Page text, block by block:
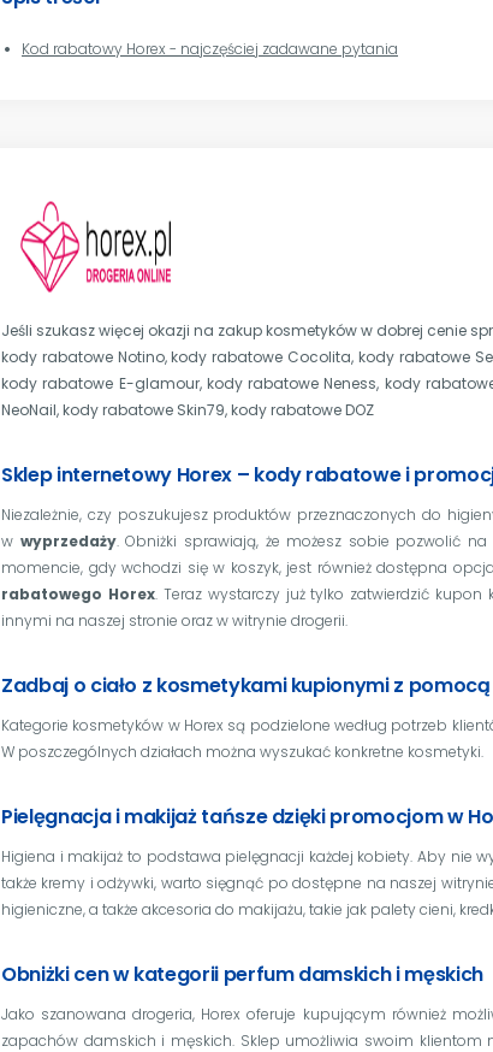
Kod rabatowy Horex - najczęściej zadawane pytania
Jeśli szukasz więcej okazji na zakup kosmetyków w dobrej cenie
kody rabatowe Notino,kody rabatowe Cocolita, kody rabatowe
kody rabatowe E-glamour, kody rabatowe Neness, kody
NeoNail,kody rabatowe Skin79,kody rabatowe DOZ
Sklep internetowy Horex – kody rabatowe i
Niezależnie, czy poszukujesz produktów przeznaczonych do
w wyprzedaży. Obniżki sprawiają, że możesz sobie pozwolić
momencie, gdy wchodzi się w koszyk, jest również dostępna
rabatowego Horex. Teraz wystarczy już tylko zatwierdzić
innymi na naszej stronie oraz w witrynie drogerii.
Zadbaj o ciało z kosmetykami kupionymi z
Kategorie kosmetyków w Horex są podzielone według potrzeb
W poszczególnych działach można wyszukać konkretne kosmetyki.
Pielęgnacja i makijaż tańsze dzięki promocjom w
Higiena i makijaż to podstawa pielęgnacji każdej kobiety. Aby nie
także kremy i odżywki, warto sięgnąć po dostępne na naszej
higieniczne, a także akcesoria do makijażu, takie jak palety cieni,
Obniżki cen w kategorii perfum damskich i męskich
Jako szanowana drogeria, Horex oferuje kupującym również
zapachów damskich i męskich. Sklep umożliwia swoim klientom